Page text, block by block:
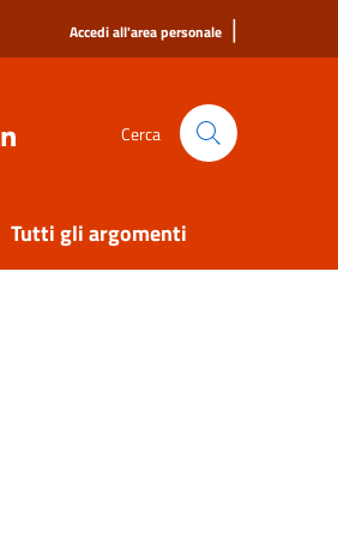
Accedi all'area personale |
Cerca
Tutti gli argomenti